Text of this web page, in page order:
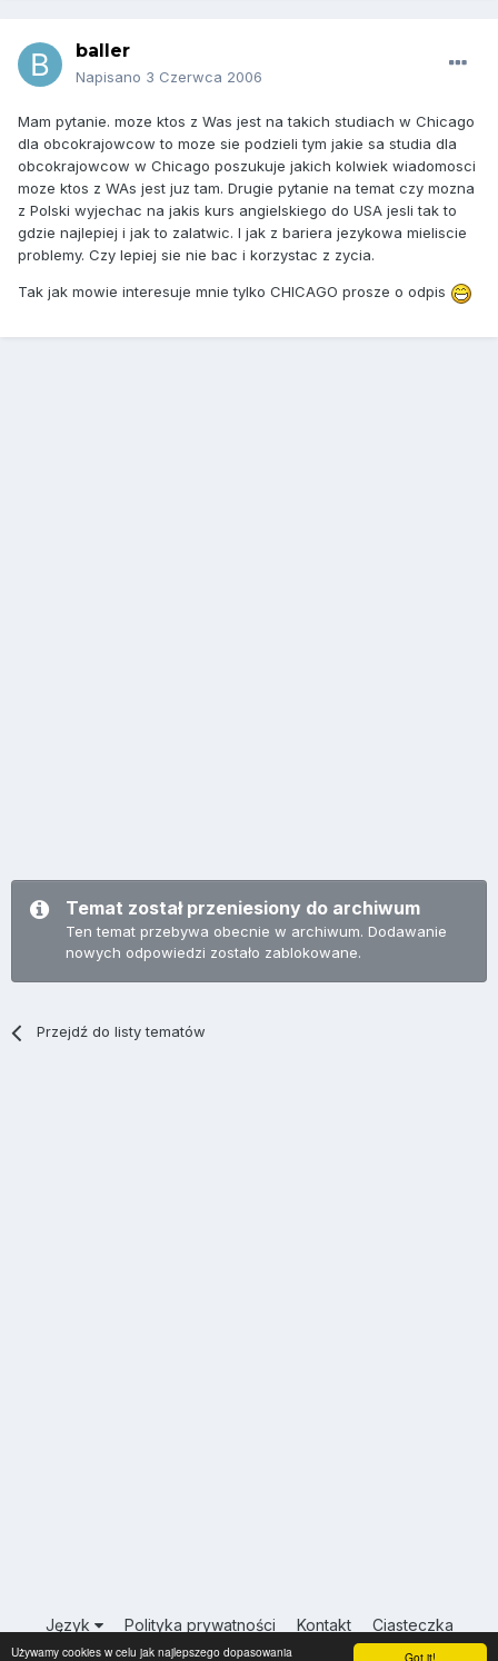
Got it!
Używamy cookies w celu jak najlepszego dopasowania
baller
Napisano 3 Czerwca 2006
Mam pytanie. moze ktos z Was jest na takich studiach w Chicago
dla obcokrajowcow to moze sie podzieli tym jakie sa studia dla
obcokrajowcow w Chicago poszukuje jakich kolwiek wiadomosci
moze ktos z WAs jest juz tam. Drugie pytanie na temat czy mozna
z Polski wyjechac na jakis kurs angielskiego do USA jesli tak to
gdzie najlepiej i jak to zalatwic. I jak z bariera jezykowa mieliscie
problemy. Czy lepiej sie nie bac i korzystac z zycia.
Tak jak mowie interesuje mnie tylko CHICAGO prosze o odpis
Temat został przeniesiony do archiwum
Ten temat przebywa obecnie w archiwum. Dodawanie
nowych odpowiedzi zostało zablokowane.
Przejdź do listy tematów
Język Polityka prywatności Kontakt Ciasteczka
USA.INFO.PL